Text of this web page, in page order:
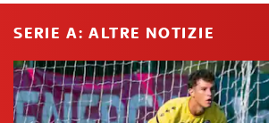
SERIE A: ALTRE NOTIZIE